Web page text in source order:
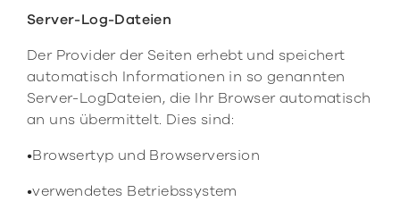
Server-Log-Dateien
Der Provider der Seiten erhebt und speichert
automatisch Informationen in so genannten
Server-LogDateien, die Ihr Browser automatisch
an uns übermittelt. Dies sind:
•Browsertyp und Browserversion
•verwendetes Betriebssystem